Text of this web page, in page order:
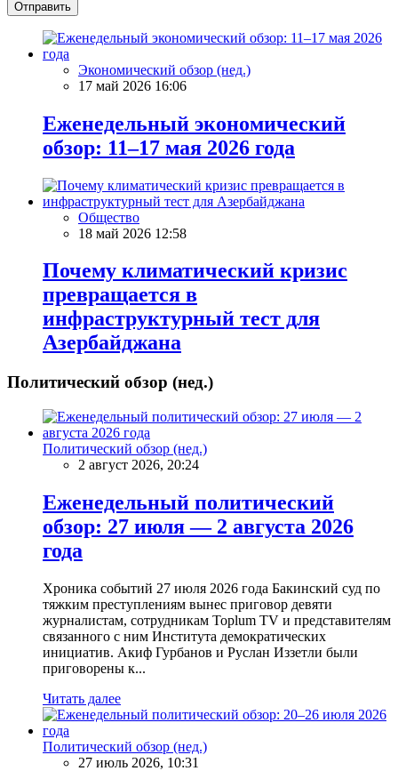
Отправить
Экономический обзор (нед.)
17 май 2026 16:06
Еженедельный экономический
обзор: 11–17 мая 2026 года
Общество
18 май 2026 12:58
Почему климатический кризис
превращается в
инфраструктурный тест для
Азербайджана
Политический обзор (нед.)
Политический обзор (нед.)
2 август 2026, 20:24
Еженедельный политический
обзор: 27 июля — 2 августа 2026
года
Хроника событий 27 июля 2026 года Бакинский суд по
тяжким преступлениям вынес приговор девяти
журналистам, сотрудникам Toplum TV и представителям
связанного с ним Института демократических
инициатив. Акиф Гурбанов и Руслан Иззетли были
приговорены к...
Читать далее
Политический обзор (нед.)
27 июль 2026, 10:31